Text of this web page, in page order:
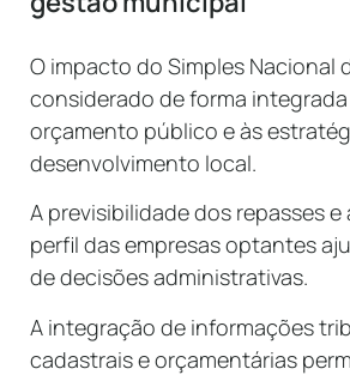
O impacto do Simples Nacional
considerado de forma
orçamento público e às
desenvolvimento local.
A previsibilidade dos repasses e
perfil das empresas optantes
de decisões administrativas.
A integração de informações
cadastrais e orçamentárias